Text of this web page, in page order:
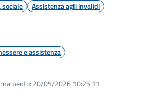
Assistenza agli invalidi
e assistenza
20/05/2026 10:25.11